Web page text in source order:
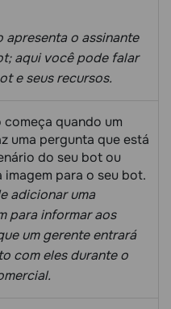
apresenta o assinante
aqui você pode falar
e seus recursos.
começa quando um
uma pergunta que está
do seu bot ou
imagem para o seu bot.
adicionar uma
para informar aos
um gerente entrará
com eles durante o